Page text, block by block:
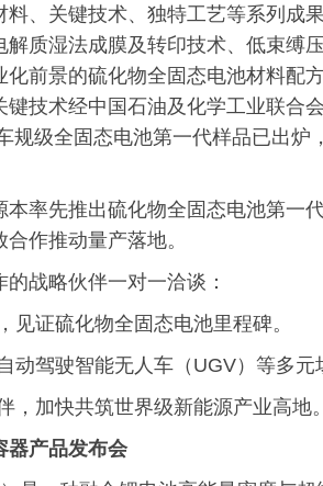
料、关键技术、独特工艺等系列成
解质湿法成膜及转印技术、低束缚
化前景的硫化物全固态电池材料配
键技术经中国石油及化学工业联合
规级全固态电池第一代样品已出
本率先推出硫化物全固态电池第一
作推动量产落地。
战略伙伴一对一洽谈：
见证硫化物全固态电池里程碑。
动驾驶智能无人车（UGV）等多
，加快共筑世界级新能源产业高地
器产品发布会